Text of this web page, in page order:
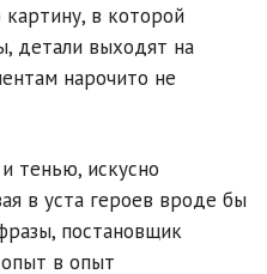
в которой
детали выходят на
нарочито не
тенью, искусно
в уста героев вроде бы
постановщик
в опыт